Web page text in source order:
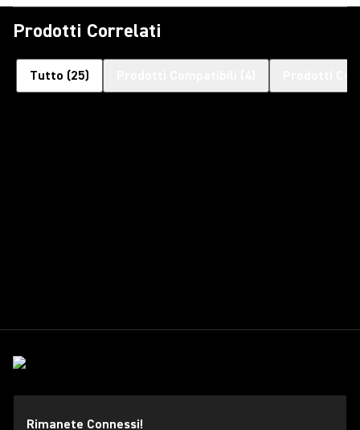
Prodotti Correlati
Tutto (25)
Rimanete Connessi!